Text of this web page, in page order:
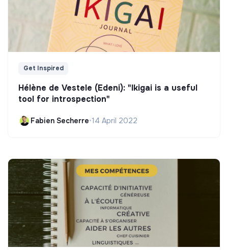
Get Inspired
Hélène de Vestele (Edeni): "Ikigai is a useful
tool for introspection"
Fabien Secherre•14 April 2022